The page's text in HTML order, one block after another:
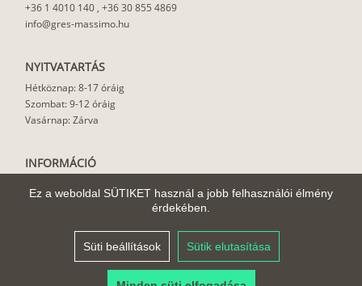
Ez a weboldal SÜTIKET használ a jobb felhasználói élmény
érdekében.
Süti beállítások Sütik elutasítása
+36 1 4010 140 , +36 30 855 4869
info@gres-massimo.hu
NYITVATARTÁS
Hétköznap: 8-17 óráig
Szombat: 9-12 óráig
Vasárnap: Zárva
INFORMÁCIÓ
Felhasználási javaslat